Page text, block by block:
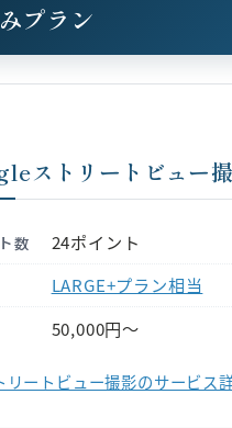
プラン
ストリートビュー
数 24ポイント
LARGE+プラン相当
50,000円〜
ートビュー撮影のサービス